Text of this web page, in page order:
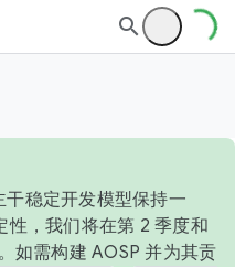
稳定开发模型保持一
性，我们将在第 2 季度和
如需构建 AOSP 并为其贡